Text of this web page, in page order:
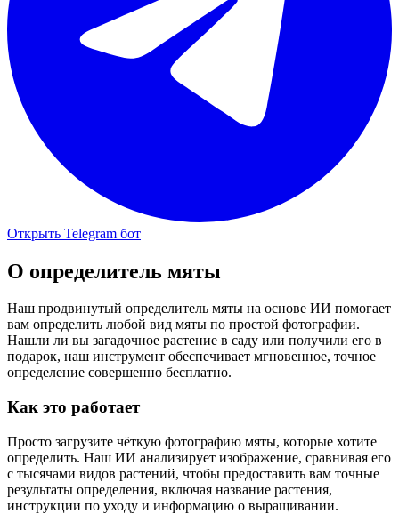
Открыть Telegram бот
О определитель мяты
Наш продвинутый определитель мяты на основе ИИ помогает
вам определить любой вид мяты по простой фотографии.
Нашли ли вы загадочное растение в саду или получили его в
подарок, наш инструмент обеспечивает мгновенное, точное
определение совершенно бесплатно.
Как это работает
Просто загрузите чёткую фотографию мяты, которые хотите
определить. Наш ИИ анализирует изображение, сравнивая его
с тысячами видов растений, чтобы предоставить вам точные
результаты определения, включая название растения,
инструкции по уходу и информацию о выращивании.